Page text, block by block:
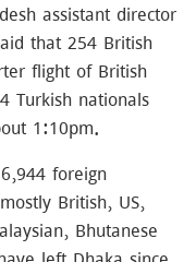
assistant director
that 254 British
flight of British
Turkish nationals
1:10pm.
foreign
British, US,
Bhutanese